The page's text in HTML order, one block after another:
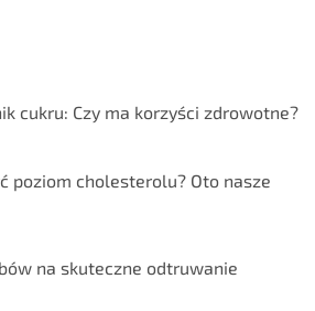
cukru: Czy ma korzyści zdrowotne?
poziom cholesterolu? Oto nasze
na skuteczne odtruwanie